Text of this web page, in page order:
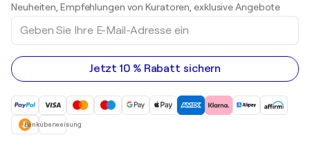
Acrylgemälde
Neuheiten, Empfehlungen von Kuratoren, exklusive Angebote
Geben
Sie
Ihre
E-
Mail-
Adresse
Jetzt 10 % Rabatt sichern
Banküberweisung